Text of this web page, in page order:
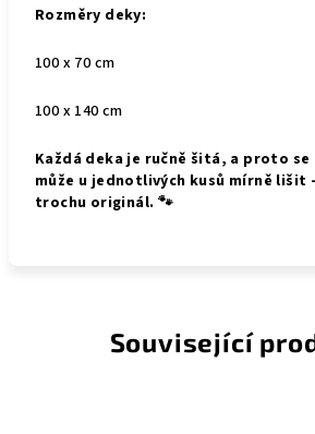
Rozměry deky:
100 x 70 cm
100 x 140 cm
Každá deka je ručně šitá, a proto
může u jednotlivých kusů mírně lišit
trochu originál. 🐾
Související